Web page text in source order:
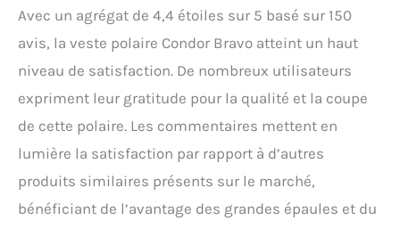
Avec un agrégat de 4,4 étoiles sur 5 basé sur 150
avis, la veste polaire Condor Bravo atteint un haut
niveau de satisfaction. De nombreux utilisateurs
expriment leur gratitude pour la qualité et la coupe
de cette polaire. Les commentaires mettent en
lumière la satisfaction par rapport à d’autres
produits similaires présents sur le marché,
bénéficiant de l’avantage des grandes épaules et du